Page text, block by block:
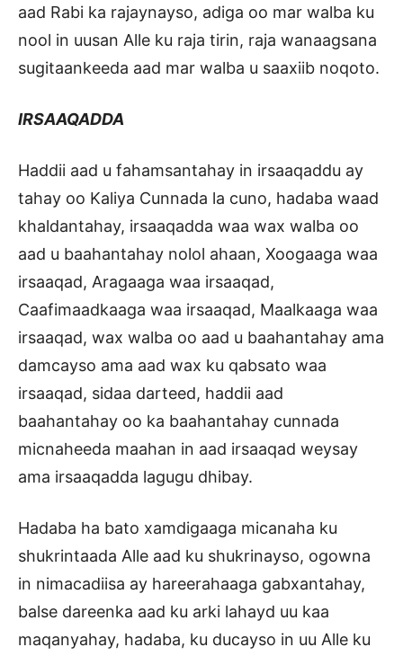
aad Rabi ka rajaynayso, adiga oo mar walba ku
nool in uusan Alle ku raja tirin, raja wanaagsana
sugitaankeeda aad mar walba u saaxiib noqoto.
IRSAAQADDA
Haddii aad u fahamsantahay in irsaaqaddu ay
tahay oo Kaliya Cunnada la cuno, hadaba waad
khaldantahay, irsaaqadda waa wax walba oo
aad u baahantahay nolol ahaan, Xoogaaga waa
irsaaqad, Aragaaga waa irsaaqad,
Caafimaadkaaga waa irsaaqad, Maalkaaga waa
irsaaqad, wax walba oo aad u baahantahay ama
damcayso ama aad wax ku qabsato waa
irsaaqad, sidaa darteed, haddii aad
baahantahay oo ka baahantahay cunnada
micnaheeda maahan in aad irsaaqad weysay
ama irsaaqadda lagugu dhibay.
Hadaba ha bato xamdigaaga micanaha ku
shukrintaada Alle aad ku shukrinayso, ogowna
in nimacadiisa ay hareerahaaga gabxantahay,
balse dareenka aad ku arki lahayd uu kaa
maqanyahay, hadaba, ku ducayso in uu Alle ku